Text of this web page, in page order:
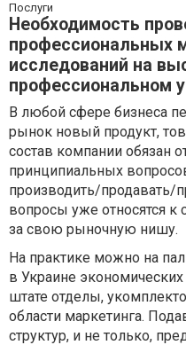
Послуги
Необходимость
профессиональных
исследований на
профессиональном
В любой сфере бизнеса
рынок новый продукт,
состав компании обязан
принципиальных
производить/продавать/
вопросы уже относятся
за свою рыночную нишу.
На практике можно на
в Украине
штате отделы,
области маркетинга.
структур, и не только,